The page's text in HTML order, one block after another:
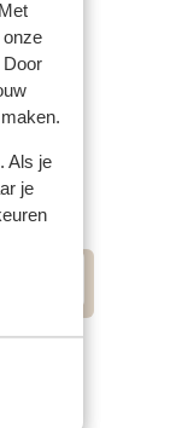
Als je
je